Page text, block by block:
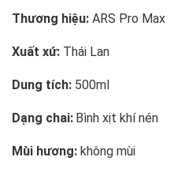
Thương hiệu: ARS Pro Max
Xuất xứ: Thái Lan
Dung tích: 500ml
Dạng chai: Bình xịt khí nén
Mùi hương: không mùi